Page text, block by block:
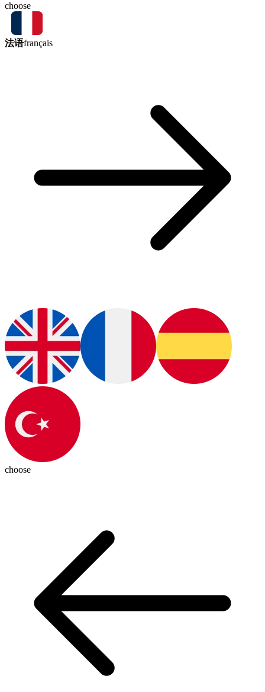
choose
法语français
choose